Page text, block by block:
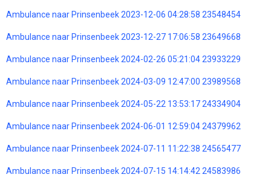
Ambulance naar Prinsenbeek 2023-12-06 04:28:58 23548454
Ambulance naar Prinsenbeek 2023-12-27 17:06:58 23649668
Ambulance naar Prinsenbeek 2024-02-26 05:21:04 23933229
Ambulance naar Prinsenbeek 2024-03-09 12:47:00 23989568
Ambulance naar Prinsenbeek 2024-05-22 13:53:17 24334904
Ambulance naar Prinsenbeek 2024-06-01 12:59:04 24379962
Ambulance naar Prinsenbeek 2024-07-11 11:22:38 24565477
Ambulance naar Prinsenbeek 2024-07-15 14:14:42 24583986